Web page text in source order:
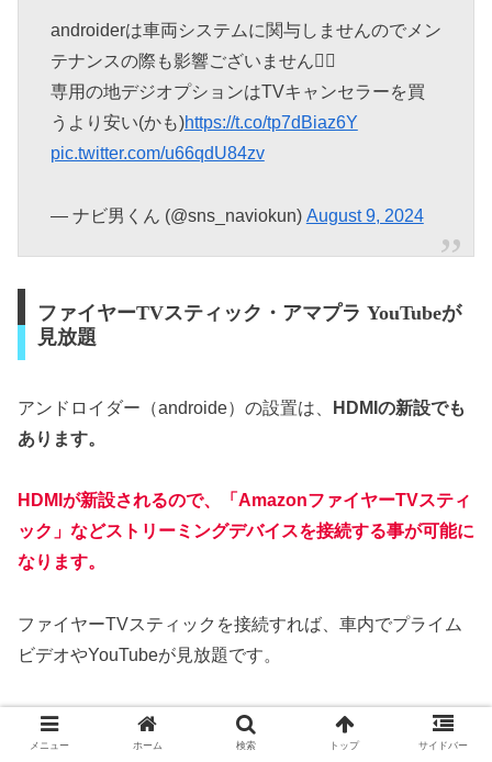
androiderは車両システムに関与しませんのでメン
テナンスの際も影響ございません🙇‍♀️
専用の地デジオプションはTVキャンセラーを買
うより安い(かも)https://t.co/tp7dBiaz6Y
pic.twitter.com/u66qdU84zv
— ナビ男くん (@sns_naviokun) August 9, 2024
ファイヤーTVスティック・アマプラ YouTubeが
見放題
アンドロイダー（androide）の設置は、
HDMIの新設でも
あります。
HDMIが新設されるので、「AmazonファイヤーTVスティ
ック」などストリーミングデバイスを接続する事が可能に
なります。
ファイヤーTVスティックを接続すれば、車内でプライム
ビデオやYouTubeが見放題です。
自宅で、外出直前まで見てたプライムビデオの続きを車内
で見ることもできます。
メニュー ホーム 検索 トップ サイドバー